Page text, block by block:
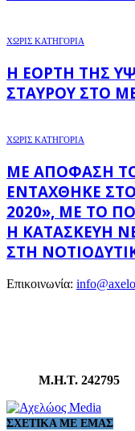
ΧΩΡΊΣ ΚΑΤΗΓΟΡΊΑ
Η ΕΟΡΤΉ ΤΗΣ
ΣΤΑΥΡΟΎ ΣΤΟ
ΧΩΡΊΣ ΚΑΤΗΓΟΡΊΑ
ΜΕ ΑΠΌΦΑΣΗ
ΕΝΤΆΧΘΗΚΕ
2020», ΜΕ ΤΟ
Η ΚΑΤΑΣΚΕΥΉ
ΣΤΗ
Επικοινωνία:
Μ.Η.Τ. 242795
ΣΧΕΤΙΚΆ ΜΕ ΕΜΆΣ